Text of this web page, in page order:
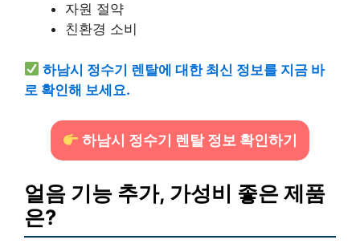
자원 절약
친환경 소비
하남시 정수기 렌탈에 대한 최신 정보를 지금 바
로 확인해 보세요.
하남시 정수기 렌탈 정보 확인하기
얼음 기능 추가, 가성비 좋은 제품
은?